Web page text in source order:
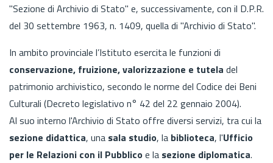
"Sezione di Archivio di Stato" e, successivamente, con il D.P.R.
del 30 settembre 1963, n. 1409, quella di "Archivio di Stato".
In ambito provinciale l’Istituto esercita le funzioni di
conservazione, fruizione, valorizzazione e tutela del
patrimonio archivistico, secondo le norme del Codice dei Beni
Culturali (Decreto legislativo n° 42 del 22 gennaio 2004).
Al suo interno l'Archivio di Stato offre diversi servizi, tra cui la
sezione didattica, una sala studio, la biblioteca, l'Ufficio
per le Relazioni con il Pubblicoe la sezione diplomatica.